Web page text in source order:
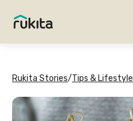
Rukita Stories/Tips & Lifestyle